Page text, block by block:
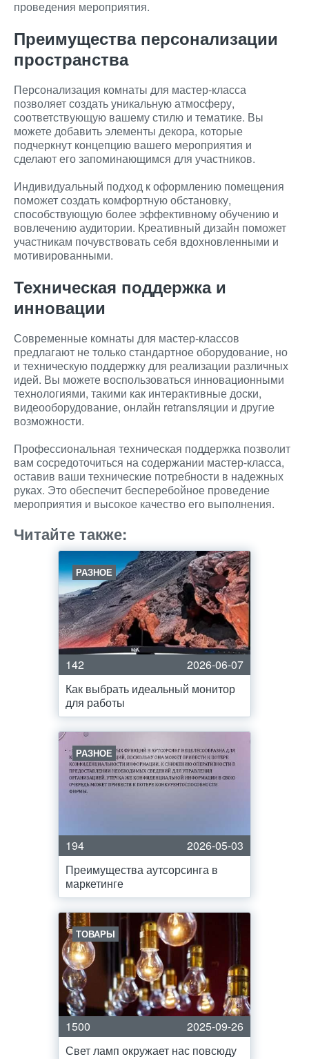
проведения мероприятия.
Преимущества персонализации
пространства
Персонализация комнаты для мастер-класса
позволяет создать уникальную атмосферу,
соответствующую вашему стилю и тематике. Вы
можете добавить элементы декора, которые
подчеркнут концепцию вашего мероприятия и
сделают его запоминающимся для участников.
Индивидуальный подход к оформлению помещения
поможет создать комфортную обстановку,
способствующую более эффективному обучению и
вовлечению аудитории. Креативный дизайн поможет
участникам почувствовать себя вдохновленными и
мотивированными.
Техническая поддержка и
инновации
Современные комнаты для мастер-классов
предлагают не только стандартное оборудование, но
и техническую поддержку для реализации различных
идей. Вы можете воспользоваться инновационными
технологиями, такими как интерактивные доски,
видеооборудование, онлайн retransляции и другие
возможности.
Профессиональная техническая поддержка позволит
вам сосредоточиться на содержании мастер-класса,
оставив ваши технические потребности в надежных
руках. Это обеспечит бесперебойное проведение
мероприятия и высокое качество его выполнения.
Читайте также:
РАЗНОЕ
142
2026-06-07
Как выбрать идеальный монитор
для работы
РАЗНОЕ
194
2026-05-03
Преимущества аутсорсинга в
маркетинге
ТОВАРЫ
1500
2025-09-26
Свет ламп окружает нас повсюду